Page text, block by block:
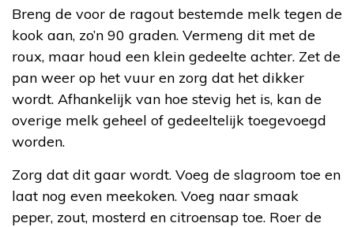
Breng de voor de ragout bestemde melk tegen de
kook aan, zo’n 90 graden. Vermeng dit met de
roux, maar houd een klein gedeelte achter. Zet de
pan weer op het vuur en zorg dat het dikker
wordt. Afhankelijk van hoe stevig het is, kan de
overige melk geheel of gedeeltelijk toegevoegd
worden.
Zorg dat dit gaar wordt. Voeg de slagroom toe en
laat nog even meekoken. Voeg naar smaak
peper, zout, mosterd en citroensap toe. Roer de